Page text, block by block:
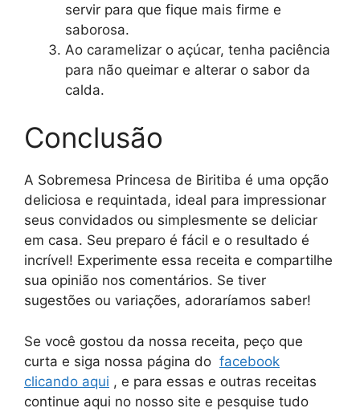
servir para que fique mais firme e
saborosa.
Ao caramelizar o açúcar, tenha paciência
para não queimar e alterar o sabor da
calda.
Conclusão
A Sobremesa Princesa de Biritiba é uma opção
deliciosa e requintada, ideal para impressionar
seus convidados ou simplesmente se deliciar
em casa. Seu preparo é fácil e o resultado é
incrível! Experimente essa receita e compartilhe
sua opinião nos comentários. Se tiver
sugestões ou variações, adoraríamos saber!
Se você gostou da nossa receita, peço que
curta e siga nossa página do facebook
clicando aqui , e para essas e outras receitas
continue aqui no nosso site e pesquise tudo